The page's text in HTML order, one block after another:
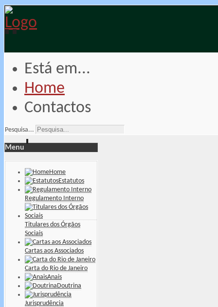
Está em...
Home
Contactos
Pesquisa...
Menu
Home
Estatutos
Regulamento Interno
Titulares dos Órgãos
Sociais
Cartas aos Associados
Carta do Rio de Janeiro
Anais
Doutrina
Jurisprudência